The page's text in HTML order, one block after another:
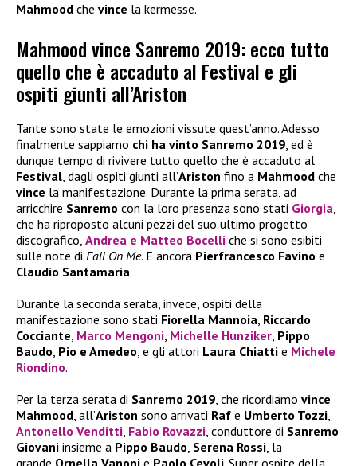
Mahmood che vince la kermesse.
Mahmood vince Sanremo 2019: ecco tutto
quello che è accaduto al Festival e gli
ospiti giunti all’Ariston
Tante sono state le emozioni vissute quest’anno. Adesso
finalmente sappiamo chi ha vinto Sanremo 2019, ed è
dunque tempo di rivivere tutto quello che è accaduto al
Festival, dagli ospiti giunti all’Ariston fino a Mahmood che
vince la manifestazione. Durante la prima serata, ad
arricchire Sanremo con la loro presenza sono stati Giorgia,
che ha riproposto alcuni pezzi del suo ultimo progetto
discografico, Andrea e Matteo Bocelli che si sono esibiti
sulle note di Fall On Me. E ancora Pierfrancesco Favino e
Claudio Santamaria.
Durante la seconda serata, invece, ospiti della
manifestazione sono stati Fiorella Mannoia, Riccardo
Cocciante, Marco Mengoni, Michelle Hunziker, Pippo
Baudo, Pio e Amedeo, e gli attori Laura Chiatti e Michele
Riondino.
Per la terza serata di Sanremo 2019, che ricordiamo vince
Mahmood, all’Ariston sono arrivati Raf e Umberto Tozzi,
Antonello Venditti, Fabio Rovazzi, conduttore di Sanremo
Giovani insieme a Pippo Baudo, Serena Rossi, la